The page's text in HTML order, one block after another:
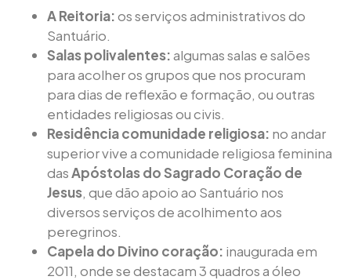
A Reitoria:os serviços administrativos do
Santuário.
Salas polivalentes:algumas salas e salões
para acolher os grupos que nos procuram
para dias de reflexão e formação, ou outras
entidades religiosas ou civis.
Residência comunidade religiosa: no andar
superior vive a comunidade religiosa feminina
dasApóstolas do Sagrado Coração de
Jesus, que dão apoio ao Santuário nos
diversos serviços de acolhimento aos
peregrinos.
Capela do Divino coração: inaugurada em
2011, onde se destacam 3 quadros a óleo